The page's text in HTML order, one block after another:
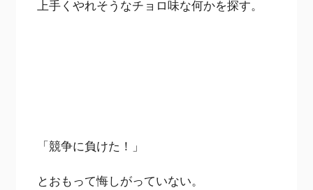
上手くやれそうなチョロ味な何かを探す。
「競争に負けた！」
とおもって悔しがっていない。